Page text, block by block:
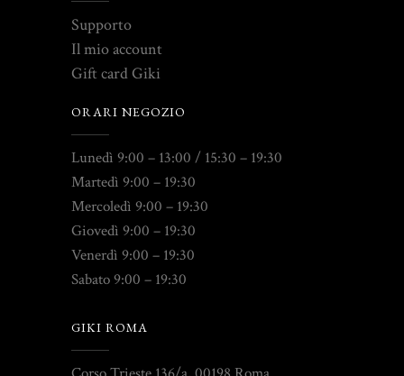
Supporto
Il mio account
Gift card Giki
ORARI NEGOZIO
Lunedì 9:00 – 13:00 / 15:30 – 19:30
Martedì 9:00 – 19:30
Mercoledì 9:00 – 19:30
Giovedì 9:00 – 19:30
Venerdì 9:00 – 19:30
Sabato 9:00 – 19:30
GIKI ROMA